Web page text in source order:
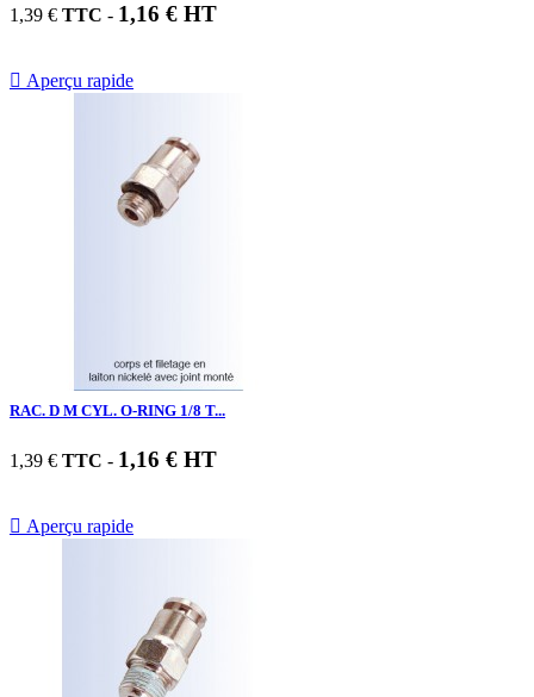
1,39 € TTC - 1,16 € HT
 Aperçu rapide
RAC. D M CYL. O-RING 1/8 T...
1,39 € TTC - 1,16 € HT
 Aperçu rapide